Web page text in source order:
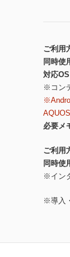
ご利用
同時使
対応OS
※コン
必要メ
ご利用
同時使
※イン
※導入